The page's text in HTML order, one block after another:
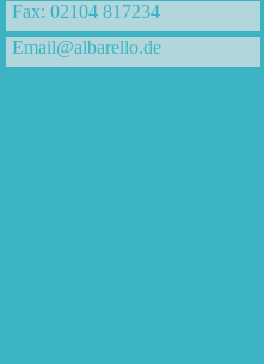
Fax: 02104 817234
Email@albarello.de